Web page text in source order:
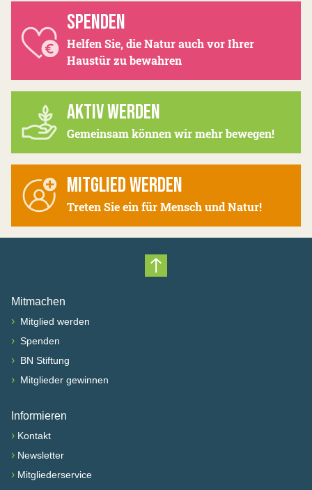
SPENDEN
Helfen Sie, die Natur auch vor Ihrer
Haustür zu bewahren
AKTIV WERDEN
Gemeinsam können wir mehr bewegen!
MITGLIED WERDEN
Treten Sie ein für Mensch und Natur!
Nach oben scrollen
Mitmachen
› Mitglied werden
› Spenden
› BN Stiftung
› Mitglieder gewinnen
Informieren
› Kontakt
› Newsletter
› Mitgliederservice